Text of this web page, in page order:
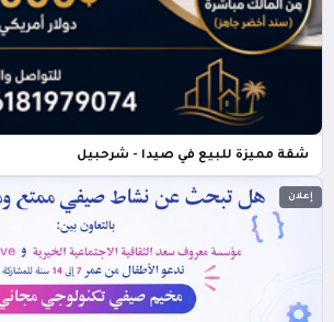
شقة مميزة للبيع في صيدا - شرحبيل
إعلان